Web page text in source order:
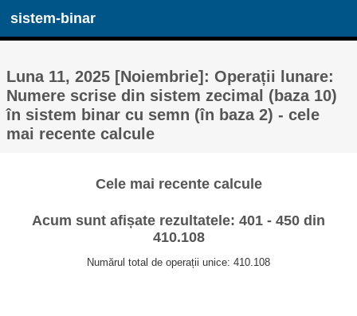
sistem-binar
Luna 11, 2025 [Noiembrie]: Operații lunare:
Numere scrise din sistem zecimal (baza 10)
în sistem binar cu semn (în baza 2) - cele
mai recente calcule
Cele mai recente calcule
Acum sunt afișate rezultatele: 401 - 450 din
410.108
Numărul total de operații unice: 410.108